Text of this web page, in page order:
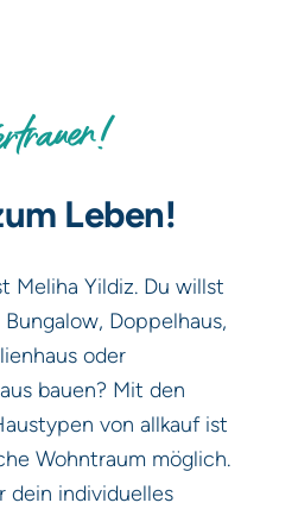
Leben!
Meliha Yildiz. Du willst
Doppelhaus,
oder
bauen? Mit den
von allkauf ist
Wohntraum möglich.
dein individuelles